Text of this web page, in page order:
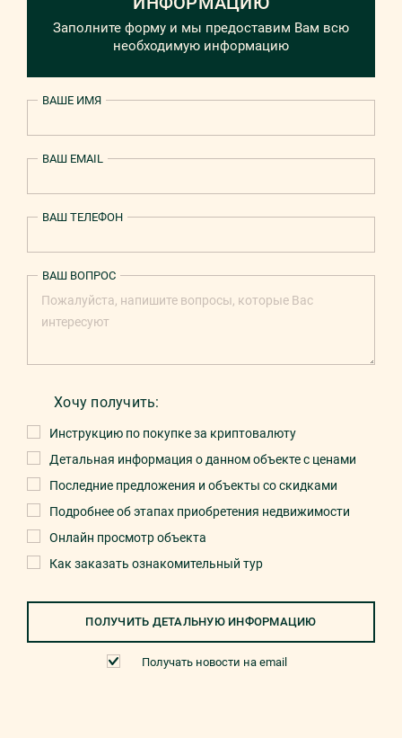
Заполните форму и мы предоставим Вам всю
необходимую информацию
ВАШЕ ИМЯ
ВАШ EMAIL
ВАШ ТЕЛЕФОН
Хочу получить:
Инструкцию по покупке за криптовалюту
Детальная информация о данном объекте с ценами
Последние предложения и объекты со скидками
Подробнее об этапах приобретения недвижимости
Онлайн просмотр объекта
Как заказать ознакомительный тур
ВАШ ВОПРОС
ПОЛУЧИТЬ ДЕТАЛЬНУЮ ИНФОРМАЦИЮ
Получать новости на email